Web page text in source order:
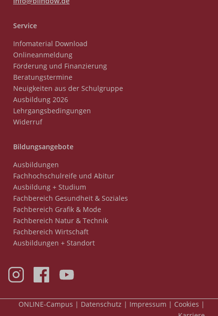
Service
Infomaterial Download
Onlineanmeldung
Förderung und Finanzierung
Beratungstermine
Neuigkeiten aus der Schulgruppe
Ausbildung 2026
Lehrgangsbedingungen
Widerruf
Bildungsangebote
Ausbildungen
Fachhochschulreife und Abitur
Ausbildung + Studium
Fachbereich Gesundheit & Soziales
Fachbereich Grafik & Mode
Fachbereich Natur & Technik
Fachbereich Wirtschaft
Ausbildungen + Standort
Meta-
ONLINE-Campus Datenschutz Impressum
Cookies